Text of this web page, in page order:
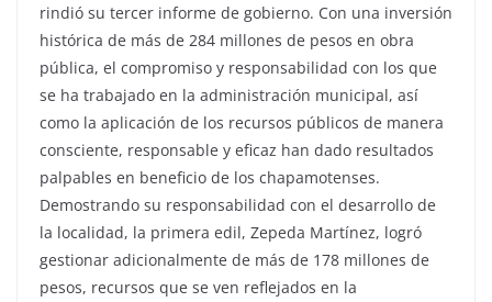
rindió su tercer informe de gobierno. Con una inversión
histórica de más de 284 millones de pesos en obra
pública, el compromiso y responsabilidad con los que
se ha trabajado en la administración municipal, así
como la aplicación de los recursos públicos de manera
consciente, responsable y eficaz han dado resultados
palpables en beneficio de los chapamotenses.
Demostrando su responsabilidad con el desarrollo de
la localidad, la primera edil, Zepeda Martínez, logró
gestionar adicionalmente de más de 178 millones de
pesos, recursos que se ven reflejados en la